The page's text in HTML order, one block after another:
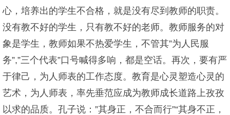
心，培养出的学生不合格，就是没有尽到教师的职责。
没有教不好的学生，只有教不好的老师。教师服务的对
象是学生，教师如果不热爱学生，不管其”为人民服
务”,”三个代表”口号喊得多响，都是空话。再次，要有严
于律己，为人师表的工作态度。教育是心灵塑造心灵的
艺术，为人师表，率先垂范应成为教师成长道路上孜孜
以求的品质。孔子说：”其身正，不合而行”“其身不正，